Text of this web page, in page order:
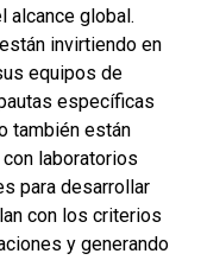
alcance global.
invirtiendo en
equipos de
específicas
también están
laboratorios
para desarrollar
con los criterios
y generando